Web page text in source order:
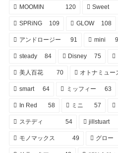
MOOMIN 120 Sweet
SPRiNG 109 GLOW 108
アンドロージー 91 mini
steady 84 Disney 75
美人百花 70 オトナミュー
smart 64 ミッフィー 63
In Red 58 ミニ 57
ステディ 54 jillstuart
モノマックス 49 グロー